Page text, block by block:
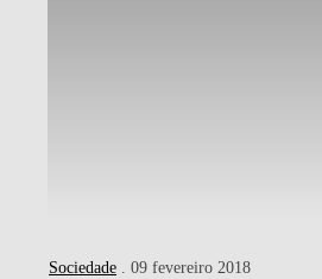
Sociedade . 09 fevereiro 2018